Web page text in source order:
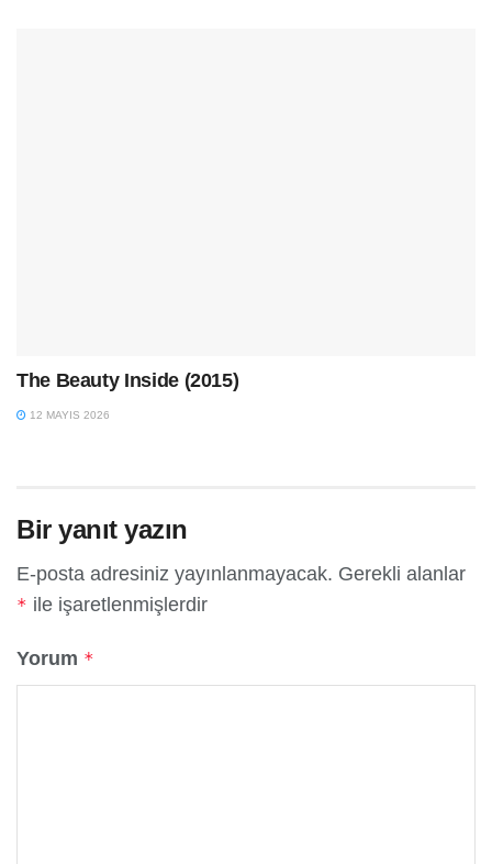
The Beauty Inside (2015)
12 MAYIS 2026
Bir yanıt yazın
E-posta adresiniz yayınlanmayacak. Gerekli alanlar
* ile işaretlenmişlerdir
Yorum *